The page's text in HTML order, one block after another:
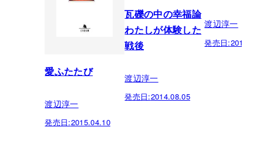
愛ふたたび
渡辺淳一
発売日:2015.04.10
瓦礫の中の幸福論
わたしが体験した
戦後
渡辺淳一
発売日:2014.08.05
渡辺淳一
発売日: